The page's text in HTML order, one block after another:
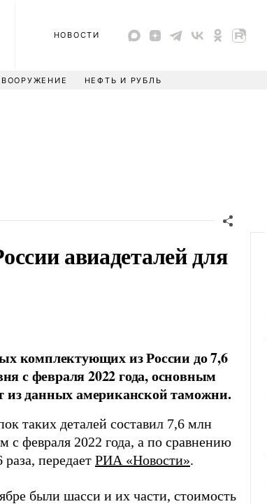
НОВОСТИ
НЕФТЬ И РУБЛЬ
авиадеталей для
комплектующих из России до 7,6
с февраля 2022 года, основным
из данных американской таможни.
таких деталей составил 7,6 млн
с февраля 2022 года, а по сравнению
передает РИА «Новости».
были шасси и их части, стоимость